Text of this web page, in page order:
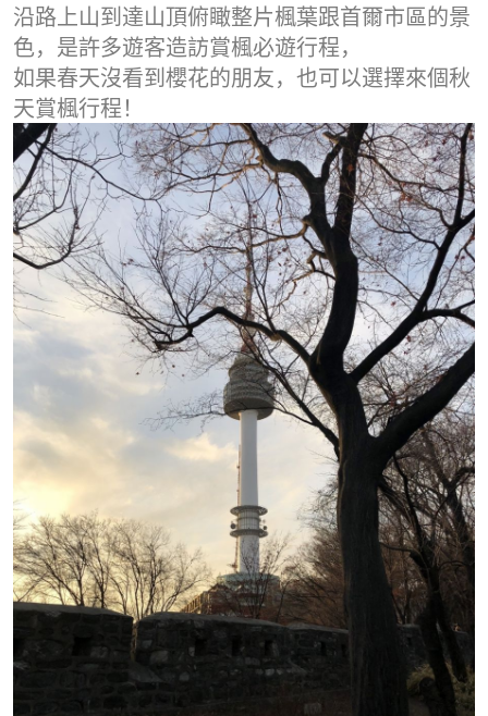
沿路上山到達山頂俯瞰整片楓葉跟首爾市區的景
色，是許多遊客造訪賞楓必遊行程，
如果春天沒看到櫻花的朋友，也可以選擇來個秋
天賞楓行程！